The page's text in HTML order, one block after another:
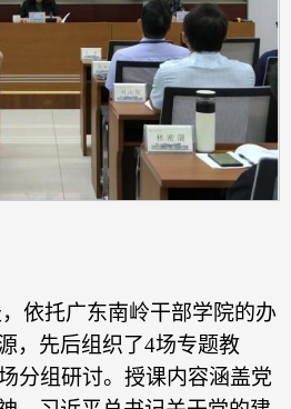
依托广东南岭干部学院的办
，先后组织了4场专题教
分组研讨。授课内容涵盖党